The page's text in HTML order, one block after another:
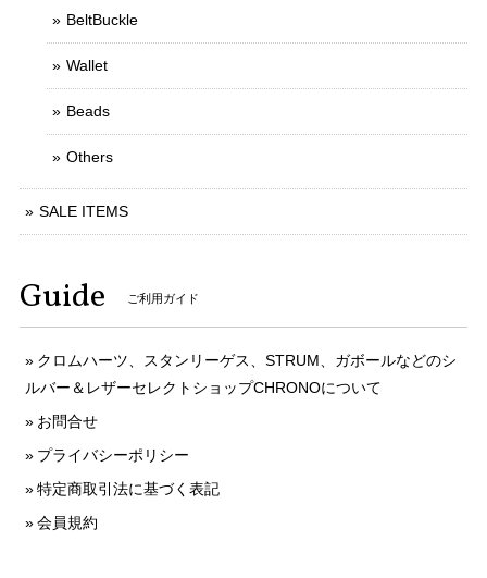
BeltBuckle
Wallet
Beads
Others
SALE ITEMS
Guide ご利用ガイド
クロムハーツ、スタンリーゲス、STRUM、ガボールなどのシ
ルバー＆レザーセレクトショップCHRONOについて
お問合せ
プライバシーポリシー
特定商取引法に基づく表記
会員規約